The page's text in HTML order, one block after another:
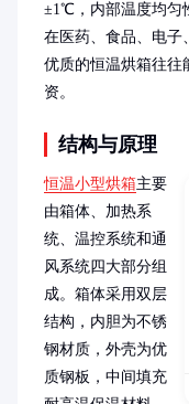
±1℃，内部温度均匀
在医药、食品、电子
优质的恒温烘箱往往
资。
结构与原理
恒温小型烘箱主要
由箱体、加热系
统、温控系统和通
风系统四大部分组
成。箱体采用双层
结构，内胆为不锈
钢材质，外壳为优
质钢板，中间填充